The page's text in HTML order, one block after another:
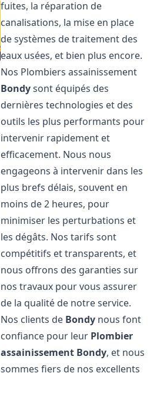
fuites, la réparation de
canalisations, la mise en place
de systèmes de traitement des
eaux usées, et bien plus encore.
Nos Plombiers assainissement
Bondysont équipés des
dernières technologies et des
outils les plus performants pour
intervenir rapidement et
efficacement. Nous nous
engageons à intervenir dans les
plus brefs délais, souvent en
moins de 2 heures, pour
minimiser les perturbations et
les dégâts. Nos tarifs sont
compétitifs et transparents, et
nous offrons des garanties sur
nos travaux pour vous assurer
de la qualité de notre service.
Nos clients de Bondy nous font
confiance pour leur Plombier
assainissement Bondy, et nous
sommes fiers de nos excellents